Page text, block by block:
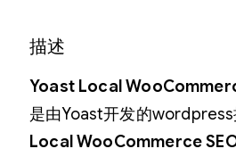
描述
Yoast Local
是由Yoast开发的
Local WooCommerce